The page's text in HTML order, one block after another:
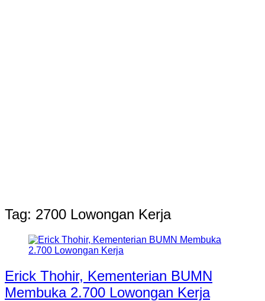
Tag: 2700 Lowongan Kerja
Erick Thohir, Kementerian BUMN
Membuka 2.700 Lowongan Kerja